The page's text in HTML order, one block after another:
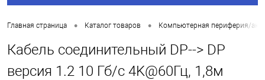
Главная страница • Каталог товаров • Компьютерная периферия/
Кабель соединительный DP--> DP
версия 1.2 10 Гб/с 4K@60Гц, 1,8м